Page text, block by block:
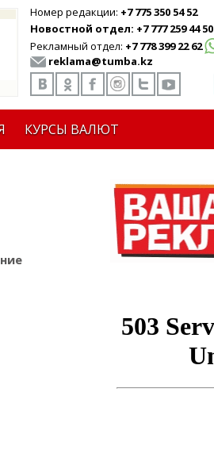
Номер редакции: +7 775 350 54 52
Новостной отдел: +7 777 259 44 50
Рекламный отдел: +7 778 399 22 62
reklama@tumba.kz
КУРСЫ ВАЛЮТ